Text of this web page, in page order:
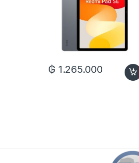
₲ 1.265.000